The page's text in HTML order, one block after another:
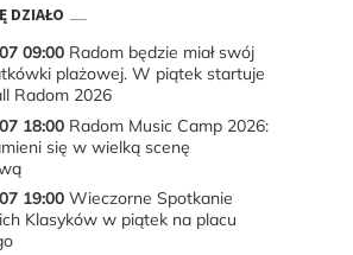
DZIAŁO
09:00Radom będzie miał swój
plażowej. W piątek startuje
Radom 2026
18:00Radom Music Camp 2026:
się w wielką scenę
19:00Wieczorne Spotkanie
Klasyków w piątek na placu